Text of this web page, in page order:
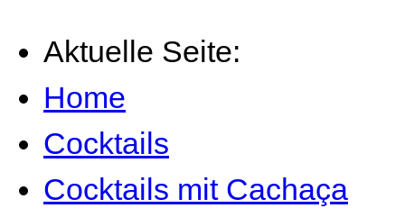
Aktuelle Seite:
Home
Cocktails
Cocktails mit Cachaça